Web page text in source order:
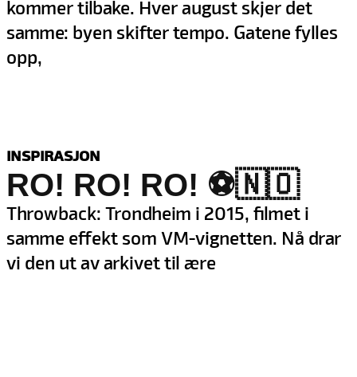
kommer tilbake. Hver august skjer det
samme: byen skifter tempo. Gatene fylles
opp,
INSPIRASJON
RO! RO! RO! ⚽️🇳🇴
Throwback: Trondheim i 2015, filmet i
samme effekt som VM-vignetten. Nå drar
vi den ut av arkivet til ære